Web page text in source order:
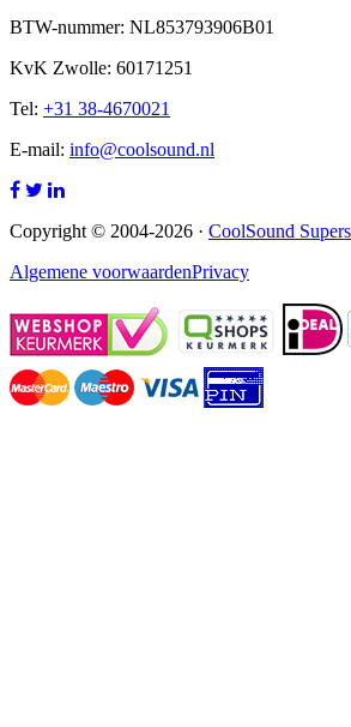
BTW-nummer: NL853793906B01
KvK Zwolle: 60171251
Tel: +31 38-4670021
E-mail: info@coolsound.nl
Copyright © 2004-2026 · CoolSound
Algemene voorwaardenPrivacy